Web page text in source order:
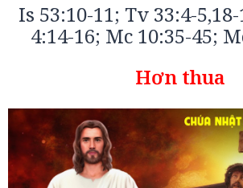
Is 53:10-11; Tv 33:4-
4:14-16; Mc 10:35-45;
Hơn thua